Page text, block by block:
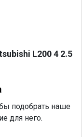
L200 4 2.5
подобрать наше
для него.